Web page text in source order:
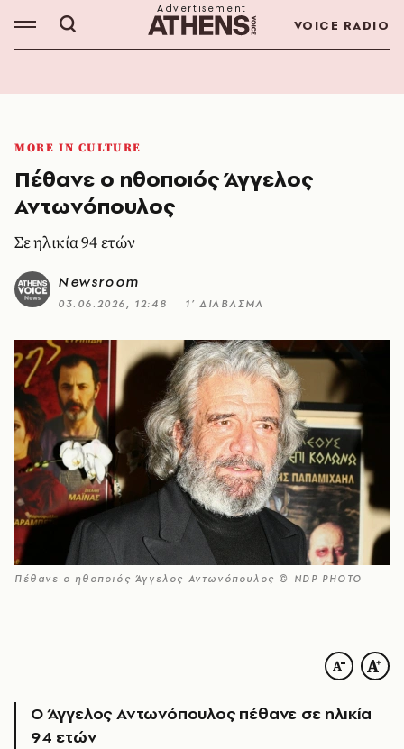
VOICE RADIO
MORE IN CULTURE
Πέθανε ο ηθοποιός Άγγελος
Αντωνόπουλος
Σε ηλικία 94 ετών
Newsroom
03.06.2026, 12:48 1’ ΔΙΑΒΑΣΜΑ
Πέθανε ο ηθοποιός Άγγελος Αντωνόπουλος © NDP PHOTO
Ο Άγγελος Αντωνόπουλος πέθανε σε ηλικία
94 ετών